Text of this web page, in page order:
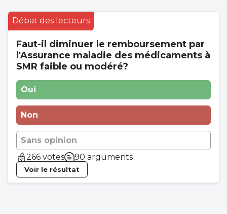
Débat des lecteurs
Faut-il diminuer le remboursement par
l'Assurance maladie des médicaments à
SMR faible ou modéré?
Oui
Non
Sans opinion
266 votes
90 arguments
Voir le résultat